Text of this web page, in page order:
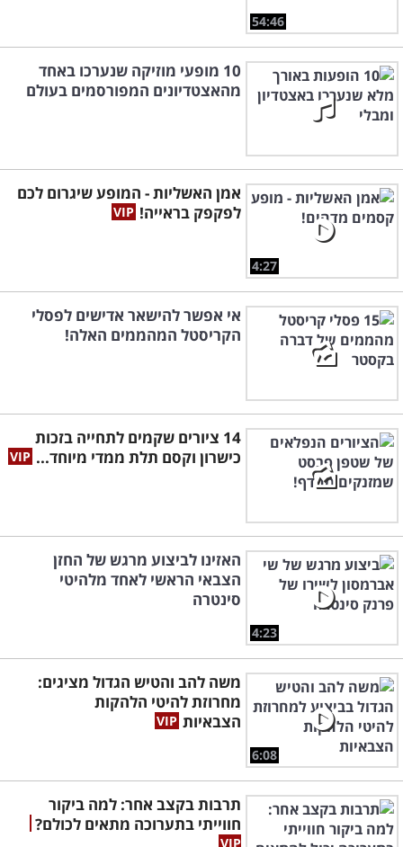
54:46
10 מופעי מוזיקה שנערכו באחד
מהאצטדיונים המפורסמים בעולם
4:27
אמן האשליות - המופע שיגרום לכם
לפקפק בראייה!
אי אפשר להישאר אדישים לפסלי
הקריסטל המהממים האלה!
14 ציורים שקמים לתחייה בזכות
כישרון וקסם תלת ממדי מיוחד...
4:23
האזינו לביצוע מרגש של החזן
הצבאי הראשי לאחד מלהיטי
סינטרה
6:08
משה להב והטיש הגדול מציגים:
מחרוזת להיטי הלהקות
הצבאיות
תרבות בקצב אחר: למה ביקור
חווייתי בתערוכה מתאים לכולם?